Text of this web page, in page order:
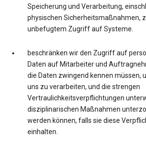
Speicherung und Verarbeitung,
physischen Sicherheitsmaßnahmen,
unbefugtem Zugriff auf Systeme.
beschränken wir den Zugriff auf
Daten auf Mitarbeiter und
die Daten zwingend kennen müssen,
uns zu verarbeiten, und die strengen
Vertraulichkeitsverpflichtungen
disziplinarischen Maßnahmen
werden können, falls sie diese
einhalten.